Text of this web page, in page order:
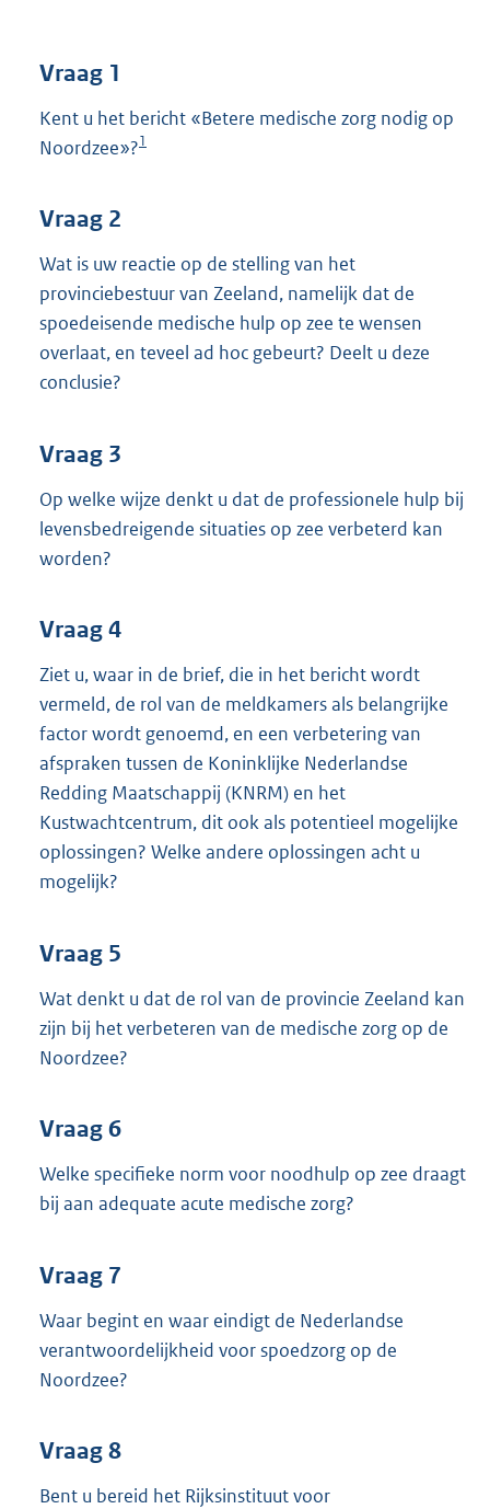
K
Vraag 1
Kent u het bericht «Betere medische zorg nodig op
Noordzee»?1
Vraag 2
Wat is uw reactie op de stelling van het
provinciebestuur van Zeeland, namelijk dat de
spoedeisende medische hulp op zee te wensen
overlaat, en teveel ad hoc gebeurt? Deelt u deze
conclusie?
Vraag 3
Op welke wijze denkt u dat de professionele hulp bij
levensbedreigende situaties op zee verbeterd kan
worden?
Vraag 4
Ziet u, waar in de brief, die in het bericht wordt
vermeld, de rol van de meldkamers als belangrijke
factor wordt genoemd, en een verbetering van
afspraken tussen de Koninklijke Nederlandse
Redding Maatschappij (KNRM) en het
Kustwachtcentrum, dit ook als potentieel mogelijke
oplossingen? Welke andere oplossingen acht u
mogelijk?
Vraag 5
Wat denkt u dat de rol van de provincie Zeeland kan
zijn bij het verbeteren van de medische zorg op de
Noordzee?
Vraag 6
Welke specifieke norm voor noodhulp op zee draagt
bij aan adequate acute medische zorg?
Vraag 7
Waar begint en waar eindigt de Nederlandse
verantwoordelijkheid voor spoedzorg op de
Noordzee?
Vraag 8
Bent u bereid het Rijksinstituut voor